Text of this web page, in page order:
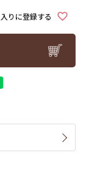
りに登録する